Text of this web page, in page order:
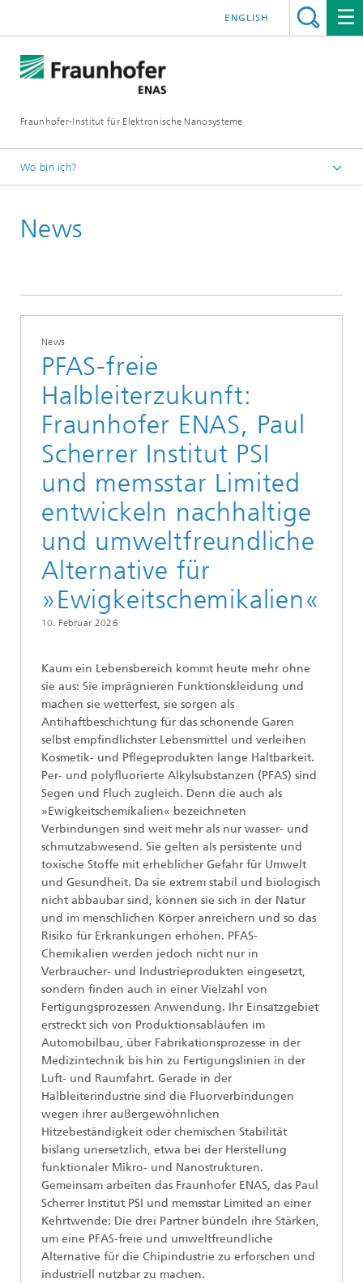
Fraunhofer-Institut für Elektronische Nanosysteme
ENGLISH
Wo bin ich?
News
News
PFAS-freie
Halbleiterzukunft:
Fraunhofer ENAS, Paul
Scherrer Institut PSI
und memsstar Limited
entwickeln nachhaltige
und umweltfreundliche
Alternative für
»Ewigkeitschemikalien«
10. Februar 2026
Kaum ein Lebensbereich kommt heute mehr ohne
sie aus: Sie imprägnieren Funktionskleidung und
machen sie wetterfest, sie sorgen als
Antihaftbeschichtung für das schonende Garen
selbst empfindlichster Lebensmittel und verleihen
Kosmetik- und Pflegeprodukten lange Haltbarkeit.
Per- und polyfluorierte Alkylsubstanzen (PFAS) sind
Segen und Fluch zugleich. Denn die auch als
»Ewigkeitschemikalien« bezeichneten
Verbindungen sind weit mehr als nur wasser- und
schmutzabwesend. Sie gelten als persistente und
toxische Stoffe mit erheblicher Gefahr für Umwelt
und Gesundheit. Da sie extrem stabil und biologisch
nicht abbaubar sind, können sie sich in der Natur
und im menschlichen Körper anreichern und so das
Risiko für Erkrankungen erhöhen. PFAS-
Chemikalien werden jedoch nicht nur in
Verbraucher- und Industrieprodukten eingesetzt,
sondern finden auch in einer Vielzahl von
Fertigungsprozessen Anwendung. Ihr Einsatzgebiet
erstreckt sich von Produktionsabläufen im
Automobilbau, über Fabrikationsprozesse in der
Medizintechnik bis hin zu Fertigungslinien in der
Luft- und Raumfahrt. Gerade in der
Halbleiterindustrie sind die Fluorverbindungen
wegen ihrer außergewöhnlichen
Hitzebeständigkeit oder chemischen Stabilität
bislang unersetzlich, etwa bei der Herstellung
funktionaler Mikro- und Nanostrukturen.
Gemeinsam arbeiten das Fraunhofer ENAS, das Paul
Scherrer Institut PSI und memsstar Limited an einer
Kehrtwende: Die drei Partner bündeln ihre Stärken,
um eine PFAS-freie und umweltfreundliche
Alternative für die Chipindustrie zu erforschen und
industriell nutzbar zu machen.